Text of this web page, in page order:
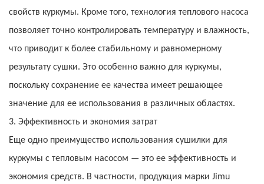
свойств куркумы. Кроме того, технология теплового насоса
позволяет точно контролировать температуру и влажность,
что приводит к более стабильному и равномерному
результату сушки. Это особенно важно для куркумы,
поскольку сохранение ее качества имеет решающее
значение для ее использования в различных областях.
3. Эффективность и экономия затрат
Еще одно преимущество использования сушилки для
куркумы с тепловым насосом — это ее эффективность и
экономия средств. В частности, продукция марки Jimu